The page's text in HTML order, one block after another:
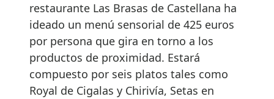
restaurante Las Brasas de Castellana ha
ideado un menú sensorial de 425 euros
por persona que gira en torno a los
productos de proximidad. Estará
compuesto por seis platos tales como
Royal de Cigalas y Chirivía, Setas en